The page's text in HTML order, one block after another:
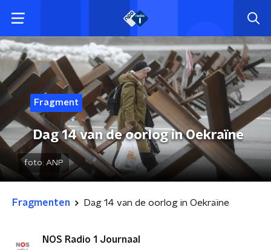
Fragment
Dag 14 van de oorlog in Oekraïne
foto: ANP
Fragmenten Dag 14 van de oorlog in Oekraïne
NOS Radio 1 Journaal